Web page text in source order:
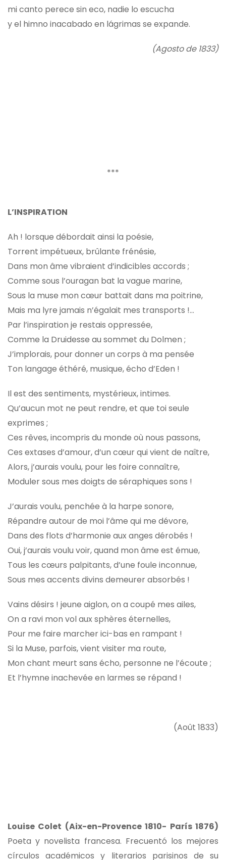
mi canto perece sin eco, nadie lo escucha
y el himno inacabado en lágrimas se expande.
(Agosto de 1833)
***
L’INSPIRATION
Ah ! lorsque débordait ainsi la poésie,
Torrent impétueux, brûlante frénésie,
Dans mon âme vibraient d’indicibles accords ;
Comme sous l’ouragan bat la vague marine,
Sous la muse mon cœur battait dans ma poitrine,
Mais ma lyre jamais n’égalait mes transports !...
Par l’inspiration je restais oppressée,
Comme la Druidesse au sommet du Dolmen ;
J’implorais, pour donner un corps à ma pensée
Ton langage éthéré, musique, écho d’Eden !
Il est des sentiments, mystérieux, intimes.
Qu’aucun mot ne peut rendre, et que toi seule
exprimes ;
Ces rêves, incompris du monde où nous passons,
Ces extases d’amour, d’un cœur qui vient de naître,
Alors, j’aurais voulu, pour les foire connaître,
Moduler sous mes doigts de séraphiques sons !
J’aurais voulu, penchée à la harpe sonore,
Répandre autour de moi l’âme qui me dévore,
Dans des flots d’harmonie aux anges dérobés !
Oui, j’aurais voulu voir, quand mon âme est émue,
Tous les cœurs palpitants, d’une foule inconnue,
Sous mes accents divins demeurer absorbés !
Vains désirs ! jeune aiglon, on a coupé mes ailes,
On a ravi mon vol aux sphères éternelles,
Pour me faire marcher ici-bas en rampant !
Si la Muse, parfois, vient visiter ma route,
Mon chant meurt sans écho, personne ne l’écoute ;
Et l’hymne inachevée en larmes se répand !
(Août 1833)
Louise Colet (Aix-en-Provence 1810- París 1876)
Poeta y novelista francesa. Frecuentó los mejores
círculos académicos y literarios parisinos de su